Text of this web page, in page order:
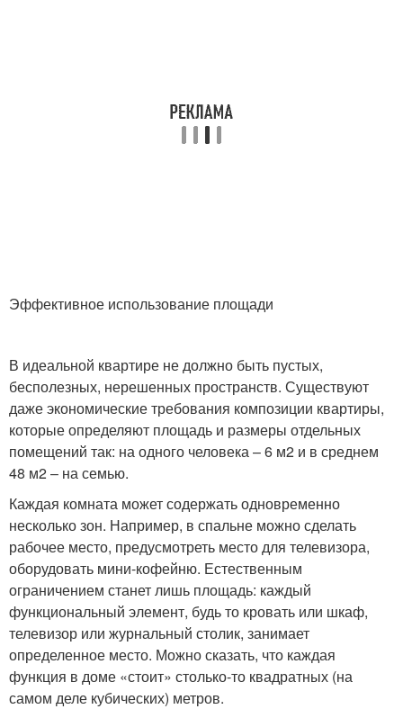
Эффективное использование площади
В идеальной квартире не должно быть пустых,
бесполезных, нерешенных пространств. Существуют
даже экономические требования композиции квартиры,
которые определяют площадь и размеры отдельных
помещений так: на одного человека – 6 м2 и в среднем
48 м2 – на семью.
Каждая комната может содержать одновременно
несколько зон. Например, в спальне можно сделать
рабочее место, предусмотреть место для телевизора,
оборудовать мини-кофейню. Естественным
ограничением станет лишь площадь: каждый
функциональный элемент, будь то кровать или шкаф,
телевизор или журнальный столик, занимает
определенное место. Можно сказать, что каждая
функция в доме «стоит» столько-то квадратных (на
самом деле кубических) метров.